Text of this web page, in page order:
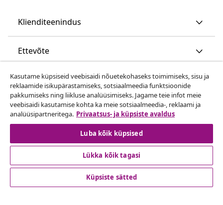
Klienditeenindus
Ettevõte
vidaXL
Vaata rohkem
© 2008-2026 vidaXL www.vidaxl.ee on vidaXL Marketplace
Kasutame küpsiseid veebisaidi nõuetekohaseks toimimiseks, sisu ja
reklaamide isikupärastamiseks, sotsiaalmeedia funktsioonide
pakkumiseks ning liikluse analüüsimiseks. Jagame teie infot meie
veebisaidi kasutamise kohta ka meie sotsiaalmeedia-, reklaami ja
analüüsipartneritega. Privaatsus- ja küpsiste avaldus
Luba kõik küpsised
Lükka kõik tagasi
Küpsiste sätted